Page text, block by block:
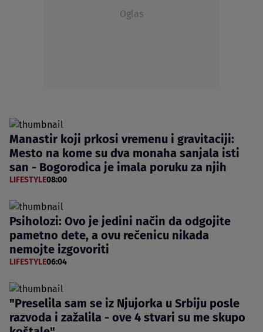
Oglas
Manastir koji prkosi vremenu i gravitaciji:
Mesto na kome su dva monaha sanjala isti
san - Bogorodica je imala poruku za njih
LIFESTYLE08:00
Psiholozi: Ovo je jedini način da odgojite
pametno dete, a ovu rečenicu nikada
nemojte izgovoriti
LIFESTYLE06:04
"Preselila sam se iz Njujorka u Srbiju posle
razvoda i zažalila - ove 4 stvari su me skupo